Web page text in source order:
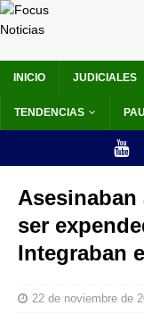
INICIO JUDICIALES
TENDENCIAS
Asesinaban
ser
Integraban
22 de noviembre de